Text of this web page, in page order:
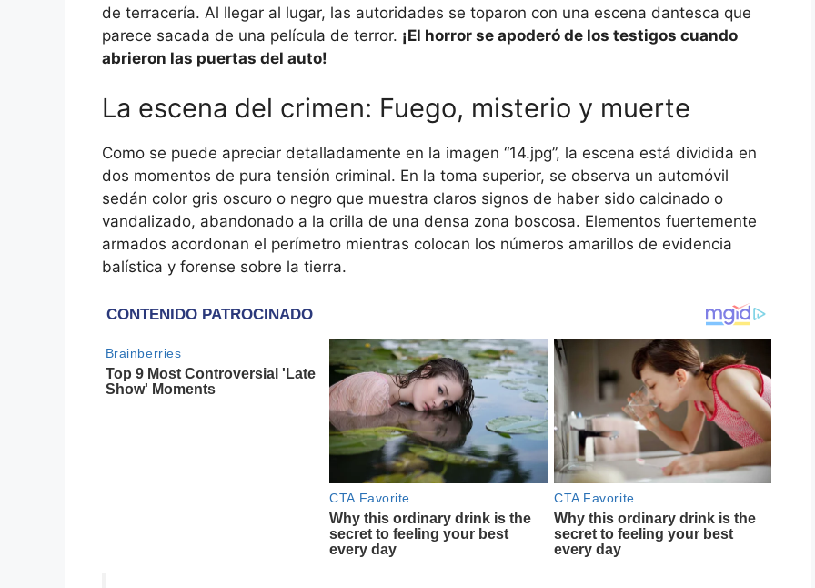
de terracería. Al llegar al lugar, las autoridades se toparon con una escena dantesca que
parece sacada de una película de terror. ¡El horror se apoderó de los testigos cuando
abrieron las puertas del auto!
La escena del crimen: Fuego, misterio y muerte
Como se puede apreciar detalladamente en la imagen “14.jpg”, la escena está dividida en
dos momentos de pura tensión criminal. En la toma superior, se observa un automóvil
sedán color gris oscuro o negro que muestra claros signos de haber sido calcinado o
vandalizado, abandonado a la orilla de una densa zona boscosa. Elementos fuertemente
armados acordonan el perímetro mientras colocan los números amarillos de evidencia
balística y forense sobre la tierra.